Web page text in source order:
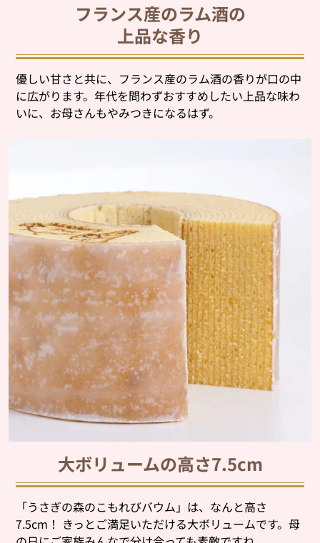
フランス産のラム酒の
上品な香り
優しい甘さと共に、フランス産のラム酒の香りが口の中
に広がります。年代を問わずおすすめしたい上品な味わ
いに、お母さんもやみつきになるはず。
大ボリュームの高さ7.5cm
「うさぎの森のこもれびバウム」は、なんと高さ
7.5cm！ きっとご満足いただける大ボリュームです。母